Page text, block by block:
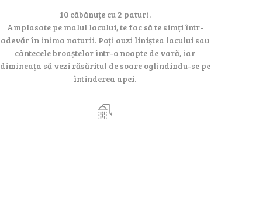
10 căbănuțe cu 2 paturi.
Amplasate pe malul lacului, te fac să te simți într-
adevăr în inima naturii. Poți auzi liniștea lacului sau
cântecele broaștelor într-o noapte de vară, iar
dimineața să vezi răsăritul de soare oglindindu-se pe
întinderea apei.